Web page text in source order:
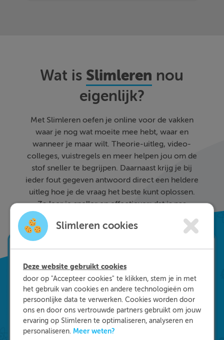
Wat is Slimleren nou
eigenlijk?
Met Slimleren oefen je online voor de vakken
waar je nog wat moeite mee hebt, waar en
wanneer je maar wilt. Theorie-uitleg, video-
colleges, vuistregels en meer helpen jou om de
stof sneller te begrijpen. Daarnaast krijg je bij
ieder fout gegeven antwoord direct een heldere
uitleg hoe je de vraag het beste kunt oplossen.
Zo leer je sneller en effectiever; dat is pas
Slimleren cookies
Deze website gebruikt cookies
door op "Accepteer cookies" te klikken, stem je in met
het gebruik van cookies en andere technologieën om
persoonlijke data te verwerken. Cookies worden door
ons en door ons vertrouwde partners gebruikt om jouw
ervaring op Slimleren te optimaliseren, analyseren en
personaliseren. Meer weten?